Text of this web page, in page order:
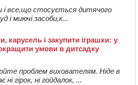
і все,що стосується дитячого
і миючі засоби,к...
карусель і закупити іграшки: у
умови в дитсадку
проблем вихователям. Ніде в
ні гірок, ні гойдалок, ...